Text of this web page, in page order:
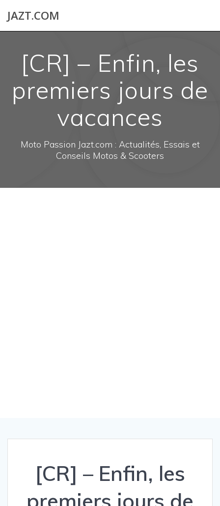
JAZT.COM
[CR] – Enfin, les
premiers jours de
vacances
Moto Passion Jazt.com : Actualités, Essais et
Conseils Motos & Scooters
[CR] – Enfin, les
premiers jours de